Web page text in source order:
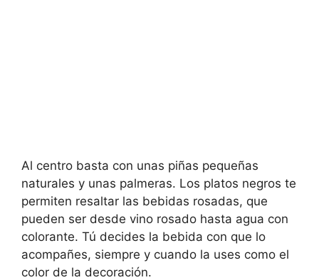
Al centro basta con unas piñas pequeñas
naturales y unas palmeras. Los platos negros te
permiten resaltar las bebidas rosadas, que
pueden ser desde vino rosado hasta agua con
colorante. Tú decides la bebida con que lo
acompañes, siempre y cuando la uses como el
color de la decoración.